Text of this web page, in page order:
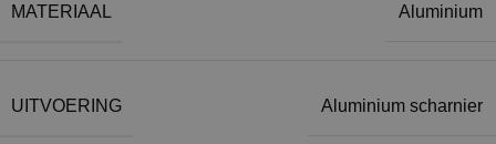
MATERIAAL Aluminium
UITVOERING Aluminium scharnier